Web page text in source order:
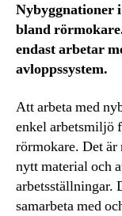
Nybyggnationer
bland
endast arbetar
avloppssystem.
Att arbeta med
enkel arbetsmiljö
rörmokare. Det är
nytt material och
arbetsställningar.
samarbeta med